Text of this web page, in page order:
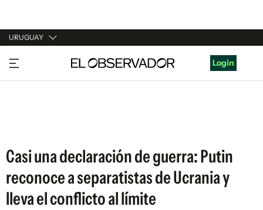
URUGUAY
URUGUAY
ARGENTINA
Login
Casi una declaración de guerra: Putin
reconoce a separatistas de Ucrania y
lleva el conflicto al límite